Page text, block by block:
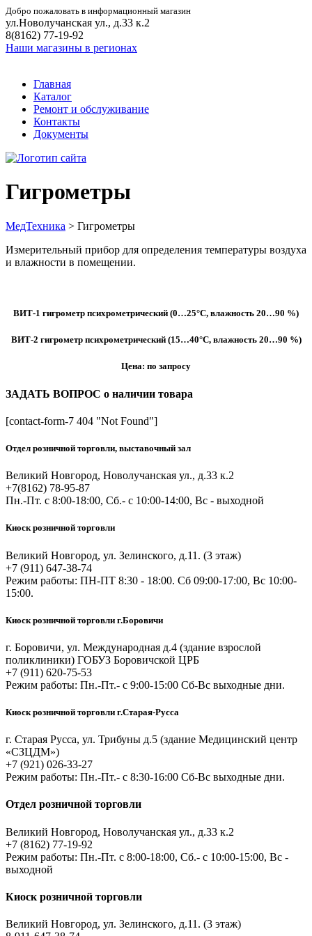
Добро пожаловать в информационный магазин
ул.Новолучанская ул., д.33 к.2
8(8162) 77-19-92
Наши магазины в регионах
Главная
Каталог
Ремонт и обслуживание
Контакты
Документы
Гигрометры
МедТехника > Гигрометры
Измерительный прибор для определения температуры воздуха
и влажности в помещении.
ВИТ-1 гигрометр психрометрический (0…25°С, влажность 20…90 %)
ВИТ-2 гигрометр психрометрический (15…40°С, влажность 20…90 %)
Цена: по запросу
ЗАДАТЬ ВОПРОС о наличии товара
[contact-form-7 404 "Not Found"]
Отдел розничной торговли, выставочный зал
Великий Новгород, Новолучанская ул., д.33 к.2
+7(8162) 78-95-87
Пн.-Пт. с 8:00-18:00, Сб.- с 10:00-14:00, Вс - выходной
Киоск розничной торговли
Великий Новгород, ул. Зелинского, д.11. (3 этаж)
+7 (911) 647-38-74
Режим работы: ПН-ПТ 8:30 - 18:00. Сб 09:00-17:00, Вс 10:00-
15:00.
Киоск розничной торговли г.Боровичи
г. Боровичи, ул. Международная д.4 (здание взрослой
поликлиники) ГОБУЗ Боровичской ЦРБ
+7 (911) 620-75-53
Режим работы: Пн.-Пт.- с 9:00-15:00 Сб-Вс выходные дни.
Киоск розничной торговли г.Старая-Русса
г. Старая Русса, ул. Трибуны д.5 (здание Медицинский центр
«СЗЦДМ»)
+7 (921) 026-33-27
Режим работы: Пн.-Пт.- с 8:30-16:00 Сб-Вс выходные дни.
Отдел розничной торговли
Великий Новгород, Новолучанская ул., д.33 к.2
+7 (8162) 77-19-92
Режим работы: Пн.-Пт. с 8:00-18:00, Сб.- с 10:00-15:00, Вс -
выходной
Киоск розничной торговли
Великий Новгород, ул. Зелинского, д.11. (3 этаж)